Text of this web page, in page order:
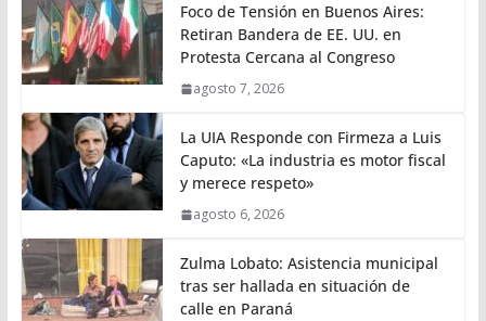
Foco de Tensión en Buenos Aires:
Retiran Bandera de EE. UU. en
Protesta Cercana al Congreso
agosto 7, 2026
La UIA Responde con Firmeza a Luis
Caputo: «La industria es motor fiscal
y merece respeto»
agosto 6, 2026
Zulma Lobato: Asistencia municipal
tras ser hallada en situación de
calle en Paraná